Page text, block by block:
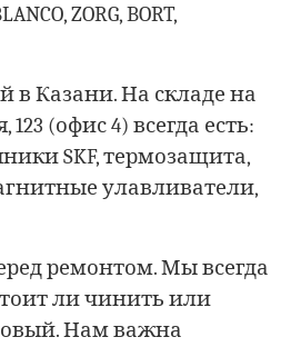
ZORG, BORT,
в Казани. На складе на
(офис 4) всегда есть:
SKF, термозащита,
улавливатели,
ремонтом. Мы всегда
ли чинить или
Нам важна